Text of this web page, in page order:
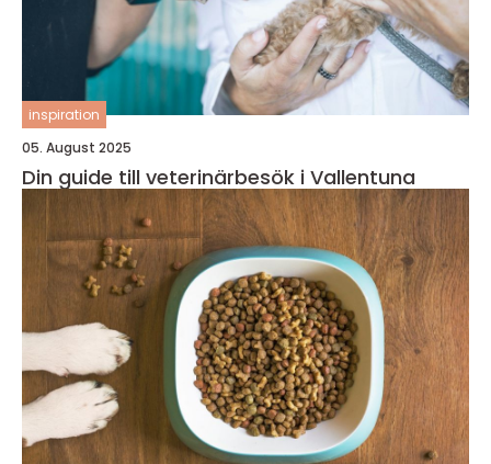
inspiration
05. August 2025
Din guide till veterinärbesök i Vallentuna